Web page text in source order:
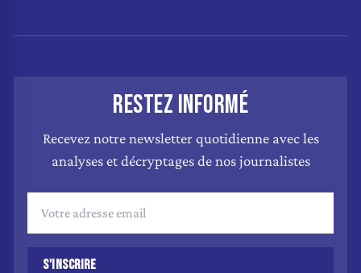
RESTEZ INFORMÉ
Recevez notre newsletter quotidienne avec les
analyses et décryptages de nos journalistes
S'INSCRIRE